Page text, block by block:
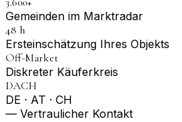
Gemeinden im Marktradar
48 h
Erst­einschätzung Ihres Objekts
Off-Market
Diskreter Käuferkreis
DACH
DE · AT · CH
— Vertraulicher Kontakt